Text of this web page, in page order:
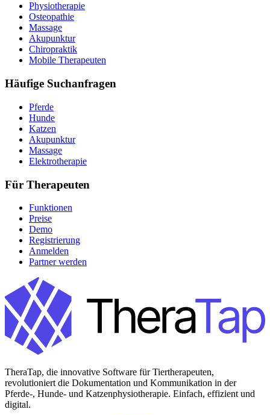
Physiotherapie
Osteopathie
Massage
Akupunktur
Chiropraktik
Mobile Therapeuten
Häufige Suchanfragen
Pferde
Hunde
Katzen
Akupunktur
Massage
Elektrotherapie
Für Therapeuten
Funktionen
Preise
Demo
Registrierung
Anmelden
Partner werden
TheraTap, die innovative Software für Tiertherapeuten,
revolutioniert die Dokumentation und Kommunikation in der
Pferde-, Hunde- und Katzenphysiotherapie. Einfach, effizient und
digital.